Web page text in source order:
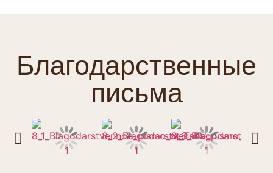
Благодарственные
письма